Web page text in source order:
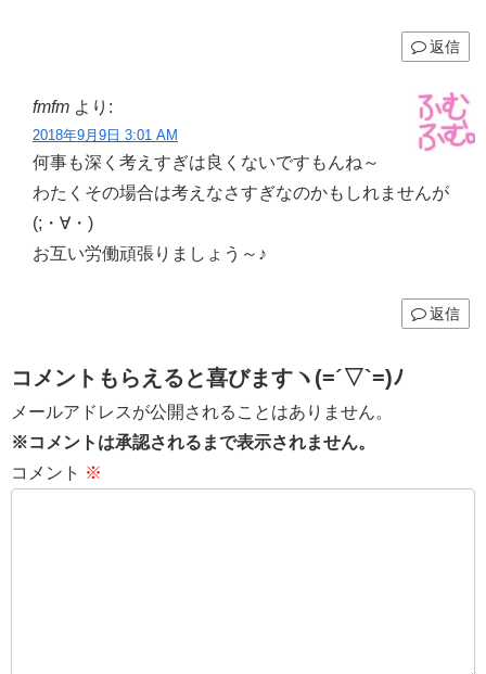
返信
fmfm より:
2018年9月9日 3:01 AM
何事も深く考えすぎは良くないですもんね～
わたくその場合は考えなさすぎなのかもしれませんが
(;・∀・)
お互い労働頑張りましょう～♪
返信
コメントもらえると喜びますヽ(=´▽`=)ﾉ
メールアドレスが公開されることはありません。
※コメントは承認されるまで表示されません。
コメント ※